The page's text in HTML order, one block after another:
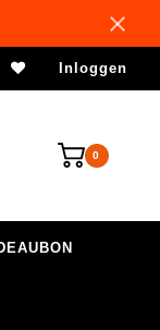
1-3 WERKDAGEN
Inloggen
0